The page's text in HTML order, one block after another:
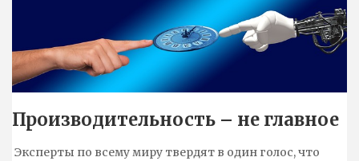
Производительность – не главное
Эксперты по всему миру твердят в один голос, что